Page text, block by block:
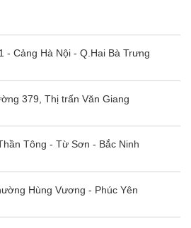
- Cảng Hà Nội - Q.Hai Bà Trưng
379, Thị trấn Văn Giang
Tông - Từ Sơn - Bắc Ninh
Hùng Vương - Phúc Yên